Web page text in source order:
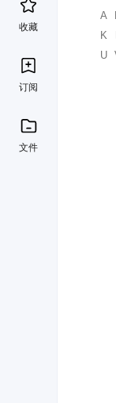
收藏
订阅
文件
A
K
U